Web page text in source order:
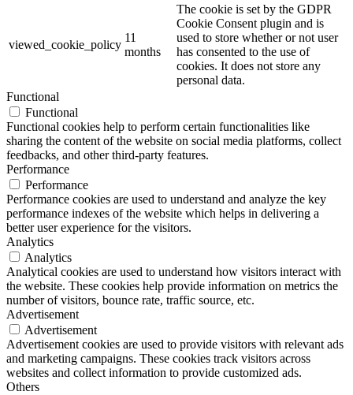
viewed_cookie_policy
11
months
The cookie is set by the GDPR
Cookie Consent plugin and is
used to store whether or not user
has consented to the use of
cookies. It does not store any
personal data.
Functional
Functional
Functional cookies help to perform certain functionalities like
sharing the content of the website on social media platforms, collect
feedbacks, and other third-party features.
Performance
Performance
Performance cookies are used to understand and analyze the key
performance indexes of the website which helps in delivering a
better user experience for the visitors.
Analytics
Analytics
Analytical cookies are used to understand how visitors interact with
the website. These cookies help provide information on metrics the
number of visitors, bounce rate, traffic source, etc.
Advertisement
Advertisement
Advertisement cookies are used to provide visitors with relevant ads
and marketing campaigns. These cookies track visitors across
websites and collect information to provide customized ads.
Others